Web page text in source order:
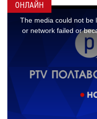
ОНЛАЙН